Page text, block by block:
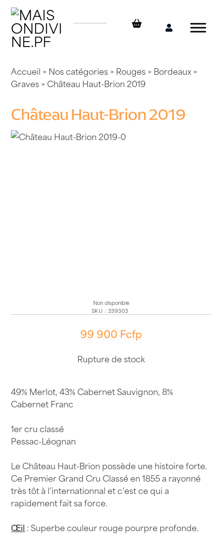
Skip
content
Mon
Accueil > Nos catégories> Rouges> Bordeaux>
Graves> Château Haut-Brion 2019
Château Haut-Brion 2019
Non disponible
SKU : 339303
99 900 Fcfp
Rupture de stock
49% Merlot, 43% Cabernet Sauvignon, 8%
Cabernet Franc
1er cru classé
Pessac-Léognan
Le Château Haut-Brion possède une histoire forte.
Ce Premier Grand Cru Classé en 1855 a rayonné
très tôt à l’internationnal et c’est ce qui a
rapidement fait sa force.
Œil : Superbe couleur rouge pourpre profonde.